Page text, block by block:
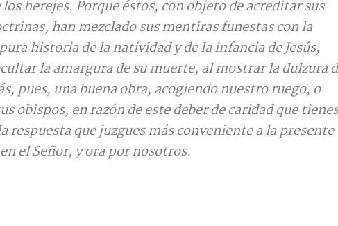
herejes. Porque éstos, con objeto de acreditar sus
han mezclado sus mentiras funestas con la
historia de la natividad y de la infancia de Jesús,
la amargura de su muerte, al mostrar la dulzura
pues, una buena obra, acogiendo nuestro ruego, o
obispos, en razón de este deber de caridad que
respuesta que juzgues más conveniente a la presente
el Señor, y ora por nosotros.